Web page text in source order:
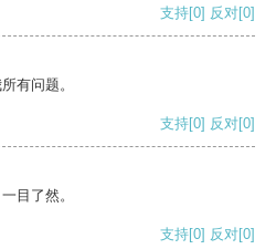
支持[0] 反对[0]
有问题。
支持[0] 反对[0]
目了然。
支持[0] 反对[0]